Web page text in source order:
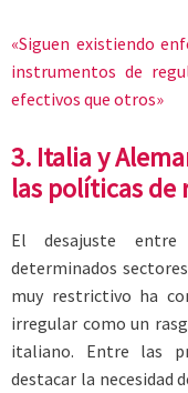
«Siguen existiendo
instrumentos de
efectivos que otros»
3. Italia y
las políticas de
El desajuste
determinados
muy restrictivo ha
irregular como un
italiano. Entre las
destacar la necesidad